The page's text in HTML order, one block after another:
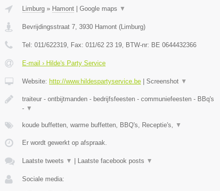
Limburg » Hamont | Google maps ▼
Bevrijdingsstraat 7 3930 Hamont (Limburg)
Tel: 011/622319 , Fax: 011/62 23 19 , BTW-nr: BE 0644432366
E-mail › Hilde's Party Service
Website: http://www.hildespartyservice.be | Screenshot ▼
traiteur - ontbijtmanden - bedrijfsfeesten - communiefeesten - BBq's
- ▼
koude buffetten, warme buffetten, BBQ's, Receptie's, ▼
Er wordt gewerkt op afspraak.
Laatste tweets ▼ | Laatste facebook posts ▼
Sociale media: